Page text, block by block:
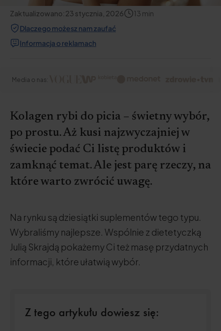
Zaktualizowano:23 stycznia, 2026 13 min
Dlaczego możesz nam zaufać
Informacja o reklamach
Media o nas:
Kolagen rybi do picia – świetny wybór,
po prostu. Aż kusi najzwyczajniej w
świecie podać Ci listę produktów i
zamknąć temat. Ale jest parę rzeczy, na
które warto zwrócić uwagę.
Na rynku są dziesiątki suplementów tego typu.
Wybraliśmy najlepsze. Wspólnie z dietetyczką
Julią Skrajdą pokażemy Ci też masę przydatnych
informacji, które ułatwią wybór.
Z tego artykułu dowiesz się: